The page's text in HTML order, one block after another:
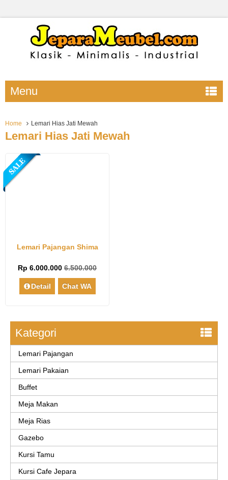
Menu
Home Lemari Hias Jati Mewah
Lemari Hias Jati Mewah
Lemari Pajangan Shima
Rp 6.000.0006.500.000
Detail Chat WA
Kategori
Lemari Pajangan
Lemari Pakaian
Buffet
Meja Makan
Meja Rias
Gazebo
Kursi Tamu
Kursi Cafe Jepara